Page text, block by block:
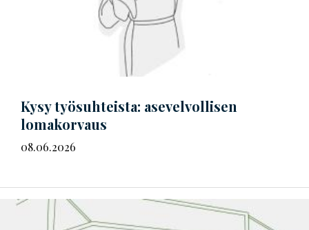
Kysy työsuhteista: asevelvollisen
lomakorvaus
08.06.2026